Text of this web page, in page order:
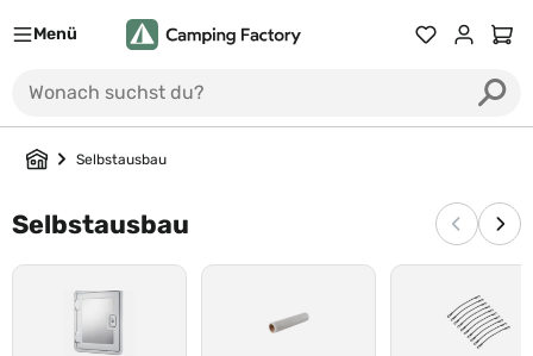
Menü Du hast 0
Selbstausbau
Selbstausbau Vorherige